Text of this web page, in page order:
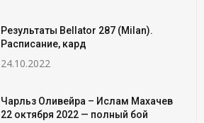
Результаты Bellator 287 (Milan).
Расписание, кард
24.10.2022
Чарльз Оливейра – Ислам Махачев
22 октября 2022 — полный бой